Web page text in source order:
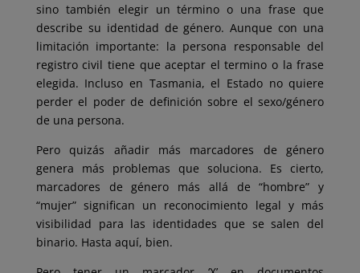
sino también elegir un término o una frase que
describe su identidad de género. Aunque con una
limitación importante: la persona responsable del
registro civil tiene que aceptar el termino o la frase
elegida. Incluso en Tasmania, el Estado no quiere
perder el poder de definición sobre el sexo/género
de una persona.
Pero quizás añadir más marcadores de género
genera más problemas que soluciona. Es cierto,
marcadores de género más allá de “hombre” y
“mujer” significan un reconocimiento legal y más
visibilidad para las identidades que se salen del
binario. Hasta aquí, bien.